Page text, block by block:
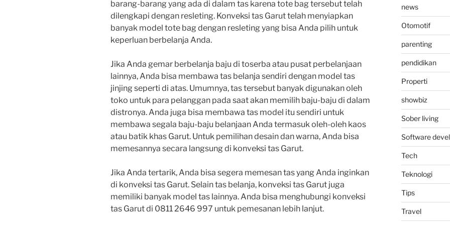
barang-barang yang ada di dalam tas karena tote bag tersebut telah
dilengkapi dengan resleting. Konveksi tas Garut telah menyiapkan
banyak model tote bag dengan resleting yang bisa Anda pilih untuk
keperluan berbelanja Anda.
Jika Anda gemar berbelanja baju di toserba atau pusat perbelanjaan
lainnya, Anda bisa membawa tas belanja sendiri dengan model tas
jinjing seperti di atas. Umumnya, tas tersebut banyak digunakan oleh
toko untuk para pelanggan pada saat akan memilih baju-baju di dalam
distronya. Anda juga bisa membawa tas model itu sendiri untuk
membawa segala baju-baju belanjaan Anda termasuk oleh-oleh kaos
atau batik khas Garut. Untuk pemilihan desain dan warna, Anda bisa
memesannya secara langsung di konveksi tas Garut.
Jika Anda tertarik, Anda bisa segera memesan tas yang Anda inginkan
di konveksi tas Garut. Selain tas belanja, konveksi tas Garut juga
memiliki banyak model tas lainnya. Anda bisa menghubungi konveksi
tas Garut di 0811 2646 997 untuk pemesanan lebih lanjut.
news
Otomotif
parenting
pendidikan
Properti
showbiz
Sober living
Software
Tech
Teknologi
Tips
Travel